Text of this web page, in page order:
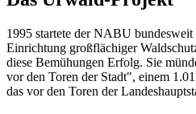
1995 startete der NABU
Einrichtung großflächiger
diese Bemühungen Erfolg. Sie
vor den Toren der Stadt", einem
das vor den Toren der